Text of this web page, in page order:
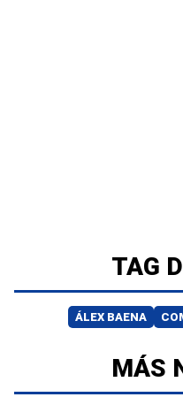
TAG
ÁLEX BAENA
MÁS